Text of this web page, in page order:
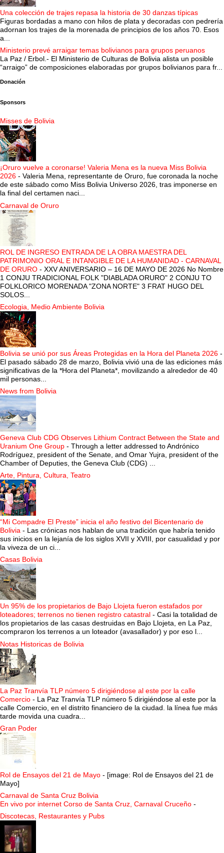
Una colección de trajes repasa la historia de 30 danzas típicas
Figuras bordadas a mano con hilos de plata y decoradas con pedrería
adornan los trajes de la morenada de principios de los años 70. Esos
a...
Ministerio prevé arraigar temas bolivianos para grupos peruanos
La Paz / Erbol.- El Ministerio de Culturas de Bolivia alista un posible
“arraigo” de composiciones elaboradas por grupos bolivianos para fr...
Donación
Sponsors
Misses de Bolivia
¡Oruro vuelve a coronarse! Valeria Mena es la nueva Miss Bolivia
2026 - Valeria Mena, representante de Oruro, fue coronada la noche
de este sábado como Miss Bolivia Universo 2026, tras imponerse en
la final del certamen naci...
Carnaval de Oruro
ROL DE INGRESO ENTRADA DE LA OBRA MAESTRA DEL
PATRIMONIO ORAL E INTANGIBLE DE LA HUMANIDAD - CARNAVAL
DE ORURO - XXV ANIVERSARIO – 16 DE MAYO DE 2026 No Nombre
1 CONJU TRADICIONAL FOLK "DIABLADA ORURO" 2 CONJU TO
FOLKLORICO MORENADA "ZONA NORTE" 3 FRAT HUGO DEL
SOLOS...
Ecologia, Medio Ambiente Bolivia
Bolivia se unió por sus Áreas Protegidas en la Hora del Planeta 2026 -
El pasado sábado 28 de marzo, Bolivia vivió una de las ediciones más
significativas de la *Hora del Planeta*, movilizando a alrededor de 40
mil personas...
News from Bolivia
Geneva Club CDG Observes Lithium Contract Between the State and
Uranium One Group - Through a letter addressed to Andrónico
Rodríguez, president of the Senate, and Omar Yujra, president of the
Chamber of Deputies, the Geneva Club (CDG) ...
Arte, Pintura, Cultura, Teatro
“Mi Compadre El Preste” inicia el año festivo del Bicentenario de
Bolivia - Las crónicas nos hablan de una tradición que habría tenido
sus inicios en la lejanía de los siglos XVII y XVIII, por casualidad y por
la viveza de un ci...
Casas Bolivia
Un 95% de los propietarios de Bajo Llojeta fueron estafados por
loteadores; terrenos no tienen registro catastral - Casi la totalidad de
los propietarios de las casas destruidas en Bajo Llojeta, en La Paz,
compraron los terrenos a un loteador (avasallador) y por eso l...
Notas Historicas de Bolivia
La Paz Tranvía TLP número 5 dirigiéndose al este por la calle
Comercio - La Paz Tranvía TLP número 5 dirigiéndose al este por la
calle Comercio, en el distrito financiero de la ciudad. la línea fue más
tarde movida una cuadra...
Gran Poder
Rol de Ensayos del 21 de Mayo - [image: Rol de Ensayos del 21 de
Mayo]
Carnaval de Santa Cruz Bolivia
En vivo por internet Corso de Santa Cruz, Carnaval Cruceño -
Discotecas, Restaurantes y Pubs